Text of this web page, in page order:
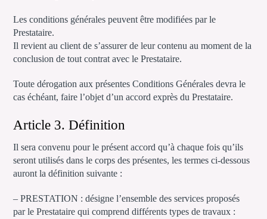
Les conditions générales peuvent être modifiées par le
Prestataire.
Il revient au client de s’assurer de leur contenu au moment de la
conclusion de tout contrat avec le Prestataire.
Toute dérogation aux présentes Conditions Générales devra le
cas échéant, faire l’objet d’un accord exprès du Prestataire.
Article 3. Définition
Il sera convenu pour le présent accord qu’à chaque fois qu’ils
seront utilisés dans le corps des présentes, les termes ci-dessous
auront la définition suivante :
– PRESTATION : désigne l’ensemble des services proposés
par le Prestataire qui comprend différents types de travaux :